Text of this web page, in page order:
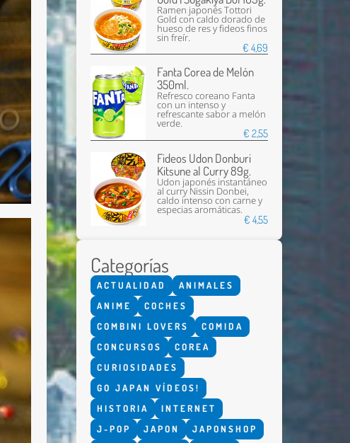
Ramen japonés Tottori
Gold con caldo dorado de
hueso de res y fideos finos
sin freír.
€ 4,69
Fanta Corea de Melón
350ml.
Refresco coreano Fanta
con un intenso y
refrescante sabor a melón
verde.
€ 2,55
Fideos Udon Donburi
Kitsune al Curry 89g.
Udon japonés instantáneo
al curry Nissin Donbei,
caldo intenso con carne y
especias aromáticas.
€ 4,55
Categorías
ACTUALIDAD
ANIMALES
ANIME
COCHES
COMBINI LOVERS
COMIDA
CONCURSOS
COREA
CURIOSIDADES
GO JAPAN VÍDEOS!
HISTORIA
INTERNET
J-POP
JAPON
JAPONSHOP
Enviar